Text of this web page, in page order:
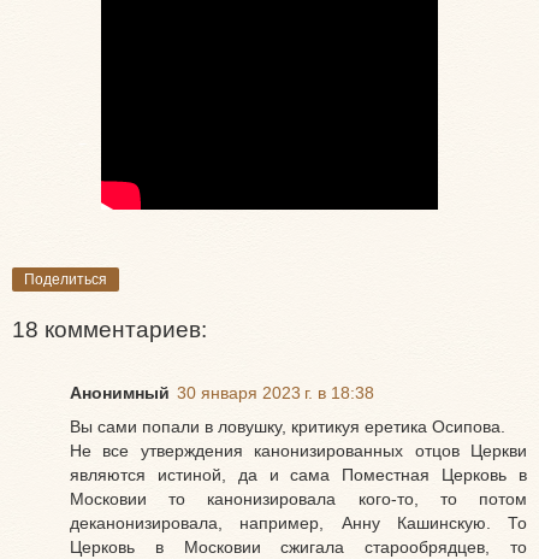
Поделиться
18 комментариев:
Анонимный 30 января 2023 г. в 18:38
Вы сами попали в ловушку, критикуя еретика Осипова.
Не все утверждения канонизированных отцов Церкви
являются истиной, да и сама Поместная Церковь в
Московии то канонизировала кого-то, то потом
деканонизировала, например, Анну Кашинскую. То
Церковь в Московии сжигала старообрядцев, то